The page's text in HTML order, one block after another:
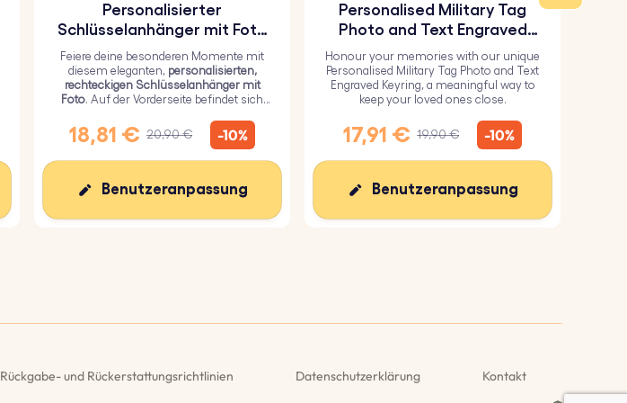
Personalisierter
Schlüsselanhänger mit Foto
in Rechteckiger Form
Feiere deine besonderen Momente mit
diesem eleganten, personalisierten,
rechteckigen Schlüsselanhänger mit
Foto. Auf der Vorderseite befindet sich
hochwertigen Hochglanzoberfläche für
Langlebigkeit sorgt.
18,81 € 20,90 € -10%
Benutzeranpassung
Personalised Military Tag
Photo and Text Engraved
Keyring
Honour your memories with our unique
Personalised Military Tag Photo and Text
Engraved Keyring, a meaningful way to
keep your loved ones close.
17,91 € 19,90 € -10%
Benutzeranpassung
Rückgabe- und Rückerstattungsrichtlinien Datenschutzerklärung
Kontakt